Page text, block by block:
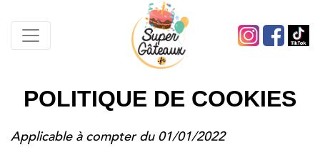
POLITIQUE DE COOKIES
Applicable à compter du 01/01/2022